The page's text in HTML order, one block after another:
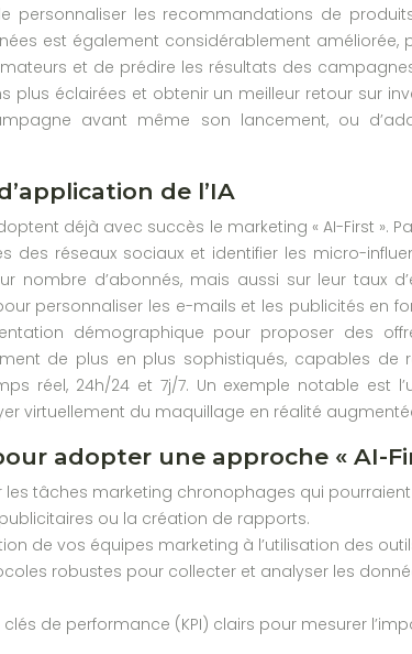
personnaliser les recommandations de
est également considérablement
et de prédire les résultats des
plus éclairées et obtenir un meilleur retour sur
avant même son lancement, ou
de l’IA
déjà avec succès le marketing « AI-First ».
des réseaux sociaux et identifier les micro-
nombre d’abonnés, mais aussi sur leur taux
personnaliser les e-mails et les publicités en
démographique pour proposer des
de plus en plus sophistiqués, capables
réel, 24h/24 et 7j/7. Un exemple notable est
virtuellement du maquillage en réalité
adopter une approche « AI-
tâches marketing chronophages qui
ou la création de rapports.
de vos équipes marketing à l’utilisation des
robustes pour collecter et analyser les
de performance (KPI) clairs pour mesurer